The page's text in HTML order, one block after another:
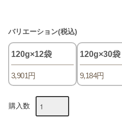
バリエーション(税込)
120g×12袋
3,901円
120g×30袋
9,184円
購入数